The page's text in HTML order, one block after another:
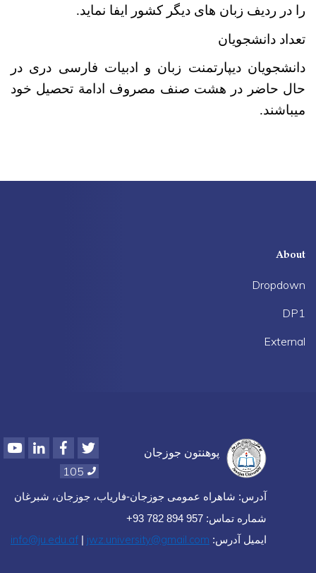
را در ردیف زبان های دیگر کشور ایفا نماید.
تعداد دانشجویان
دانشجویان دیپارتمنت زبان و ادبیات فارسی دری در
حال حاضر در هشت صنف مصروف ادامة تحصیل خود
می­باشند.
About
Dropdown
DP1
External
پوهنتون جوزجان YoutubeLinkedInFacebook
105
آدرس: شاهراه عمومی جوزجان-فاریاب، جوزجان، شبرغان
شماره تماس: 957 894 782 93+
ایمیل آدرس:
info@ju.edu.af jwz.university@gmail.com